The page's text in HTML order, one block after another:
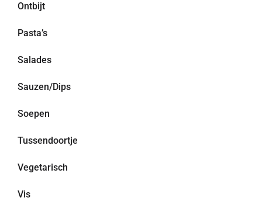
Ontbijt
Pasta’s
Salades
Sauzen/Dips
Soepen
Tussendoortje
Vegetarisch
Vis